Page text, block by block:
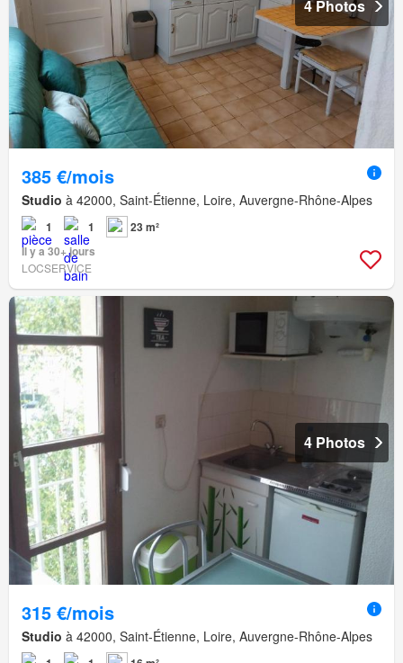
4 Photos
385 €/mois
Studio à 42000, Saint-Étienne, Loire, Auvergne-Rhône-Alpes
1 1
23 m²
Il y a 30+ jours
LOCSERVICE
4 Photos
315 €/mois
Studio à 42000, Saint-Étienne, Loire, Auvergne-Rhône-Alpes